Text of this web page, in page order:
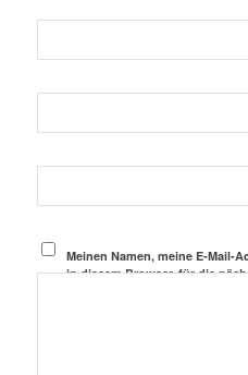
Meinen Namen, meine E-Mail-
in diesem Browser, für die